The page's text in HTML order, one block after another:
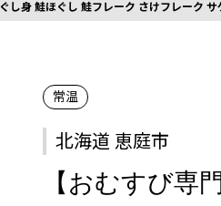
し身 鮭ほぐし 鮭フレーク さけフレー
常温
北海道 恵庭市
【おむすび専